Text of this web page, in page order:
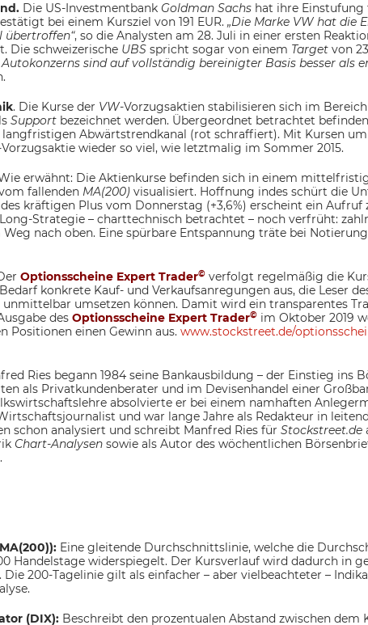
Die US-Investmentbank Goldman Sachs hat ihre Einstufung
bei einem Kursziel von 191 EUR. „Die Marke VW hat die
übertroffen“, so die Analysten am 28. Juli in einer ersten
Die schweizerische UBS spricht sogar von einem Target von
sind auf vollständig bereinigter Basis besser als
. Die Kurse der VW-Vorzugsaktien stabilisieren sich im Bereich
Support bezeichnet werden. Übergeordnet betrachtet
Abwärtstrendkanal (rot schraffiert). Mit Kursen um
wieder so viel, wie letztmalig im Sommer 2015.
erwähnt: Die Aktienkurse befinden sich in einem
fallenden MA(200) visualisiert. Hoffnung indes schürt die
des kräftigen Plus vom Donnerstag (+3,6%) erscheint ein Aufruf
Strategie – charttechnisch betrachtet – noch verfrüht:
nach oben. Eine spürbare Entspannung träte bei
Optionsscheine Expert Trader© verfolgt regelmäßig die
konkrete Kauf- und Verkaufsanregungen aus, die Leser
unmittelbar umsetzen können. Damit wird ein transparentes
des Optionsscheine Expert Trader© im Oktober 2019
Positionen einen Gewinn aus. www.stockstreet.de/
Ries begann 1984 seine Bankausbildung – der Einstieg ins
als Privatkundenberater und im Devisenhandel einer
absolvierte er bei einem namhaften
und war lange Jahre als Redakteur in
schon analysiert und schreibt Manfred Ries für Stockstreet.de
Chart-Analysen sowie als Autor des wöchentlichen
.
Eine gleitende Durchschnittslinie, welche die
Handelstage widerspiegelt. Der Kursverlauf wird dadurch in
Die 200-Tagelinie gilt als einfacher – aber vielbeachteter –
(DIX): Beschreibt den prozentualen Abstand zwischen dem